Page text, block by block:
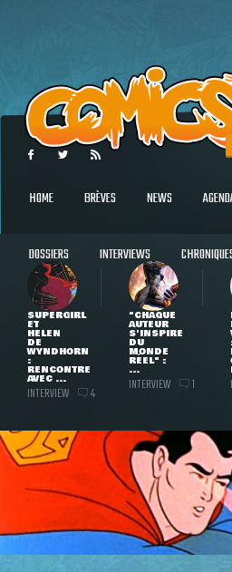
HOME BRÈVES NEWS
DOSSIERS INTERVIEWS
SUPERGIRL
ET
HELEN
DE
WYNDHORN
:
RENCONTRE
AVEC ...
INTERVIEW 4
"CHAQUE
AUTEUR
S'INSPIRE
DU
MONDE
RÉEL" :
...
INTERVIEW 1